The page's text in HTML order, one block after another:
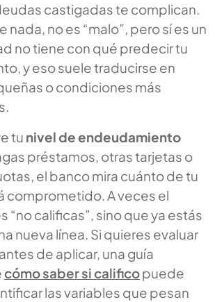
castigadas te complican.
nada, no es “malo”, pero sí es un
no tiene con qué predecir tu
y eso suele traducirse en
o condiciones más
tu nivel de endeudamiento
préstamos, otras tarjetas o
el banco mira cuánto de tu
comprometido. A veces el
“no calificas”, sino que ya estás
nueva línea. Si quieres evaluar
de aplicar, una guía
cómo saber si calificopuede
las variables que pesan